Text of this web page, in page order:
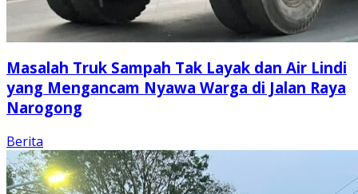
Masalah Truk Sampah Tak Layak dan Air Lindi
yang Mengancam Nyawa Warga di Jalan Raya
Narogong
Berita